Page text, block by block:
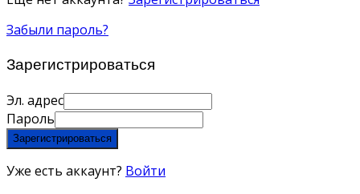
Забыли пароль?
Зарегистрироваться
Эл. адрес
Пароль
Зарегистрироваться
Уже есть аккаунт? Войти